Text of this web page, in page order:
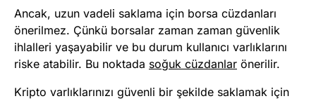
Ancak, uzun vadeli saklama için borsa cüzdanları
önerilmez. Çünkü borsalar zaman zaman güvenlik
ihlalleri yaşayabilir ve bu durum kullanıcı varlıklarını
riske atabilir. Bu noktada soğuk cüzdanlar önerilir.
Kripto varlıklarınızı güvenli bir şekilde saklamak için